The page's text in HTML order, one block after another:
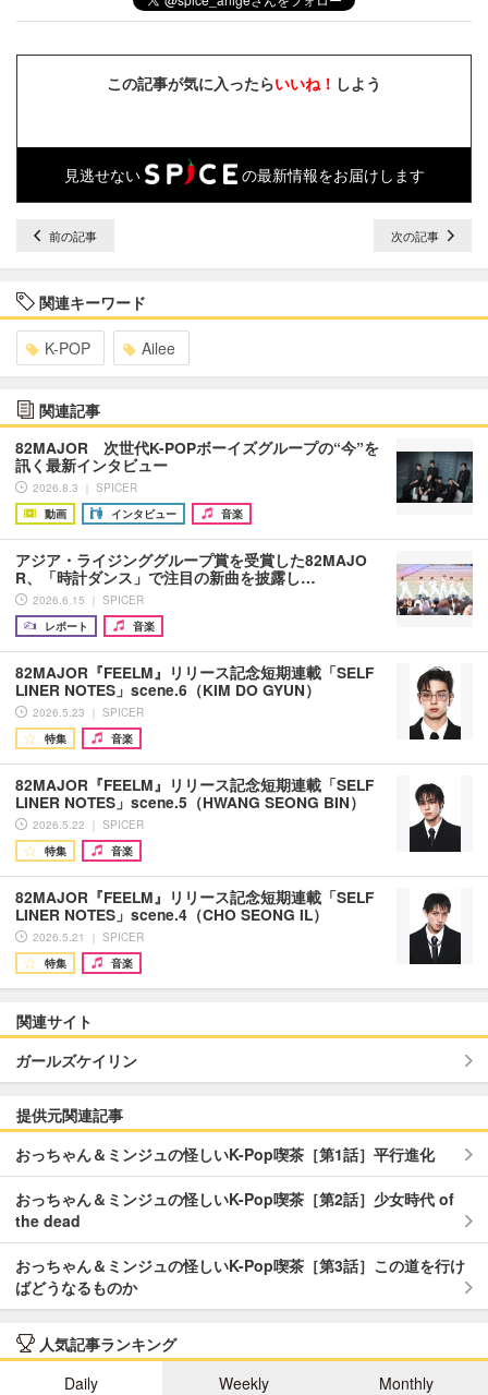
この記事が気に入ったらいいね！ しよう
見逃せない の最新情報をお届けします
前の記事 次の記事
関連キーワード
K-POP Ailee
関連記事
82MAJOR 次世代K-POPボーイズグループの“今”を
訊く最新インタビュー
2026.8.3 ｜ SPICER
動画
インタビュー 音楽
アジア・ライジンググループ賞を受賞した82MAJO
R、「時計ダンス」で注目の新曲を披露し…
2026.6.15 ｜ SPICER
レポート
音楽
82MAJOR『FEELM』リリース記念短期連載「SELF
LINER NOTES」scene.6（KIM DO GYUN）
2026.5.23 ｜ SPICER
特集
音楽
82MAJOR『FEELM』リリース記念短期連載「SELF
LINER NOTES」scene.5（HWANG SEONG BIN）
2026.5.22 ｜ SPICER
特集
音楽
82MAJOR『FEELM』リリース記念短期連載「SELF
LINER NOTES」scene.4（CHO SEONG IL）
2026.5.21 ｜ SPICER
特集
音楽
関連サイト
ガールズケイリン
提供元関連記事
おっちゃん＆ミンジュの怪しいK-Pop喫茶［第1話］平行進化
おっちゃん＆ミンジュの怪しいK-Pop喫茶［第2話］少女時代 of
the dead
おっちゃん＆ミンジュの怪しいK-Pop喫茶［第3話］この道を行け
ばどうなるものか
人気記事ランキング
Daily
Weekly Monthly